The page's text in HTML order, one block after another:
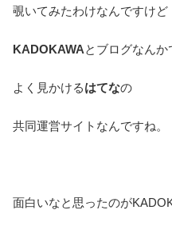
覗いてみたわけなんですけど
KADOKAWAとブログなんか
よく見かけるはてなの
共同運営サイトなんですね。
面白いなと思ったのが